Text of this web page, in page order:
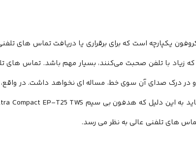
یکپارچه است که برای برقراری یا دریافت تماس های
که زیاد با تلفن صحبت می‌کنند، بسیار مهم باشد. تماس های
درک صدای آن سوی خط، مساله ای نخواهد داشت. در واقع،
های تلفنی عالی به نظر می رسد.